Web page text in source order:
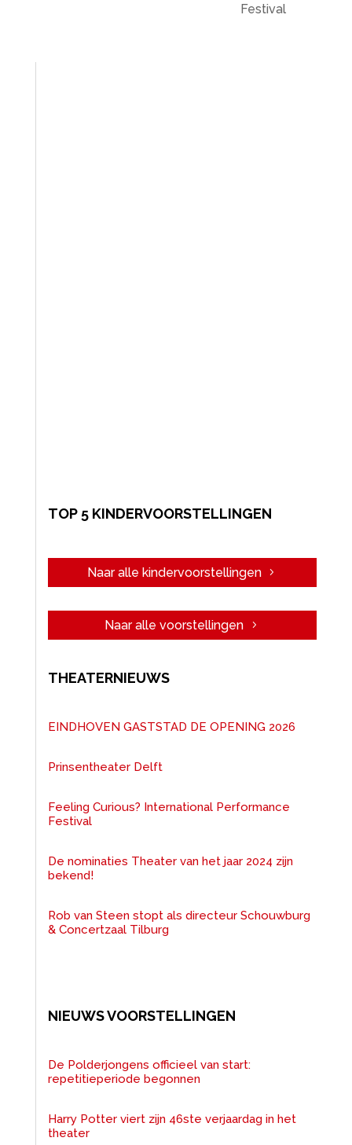
Festival
TOP 5 KINDERVOORSTELLINGEN
Naar alle kindervoorstellingen
Naar alle voorstellingen
THEATERNIEUWS
EINDHOVEN GASTSTAD DE OPENING 2026
Prinsentheater Delft
Feeling Curious? International Performance
Festival
De nominaties Theater van het jaar 2024 zijn
bekend!
Rob van Steen stopt als directeur Schouwburg
& Concertzaal Tilburg
NIEUWS VOORSTELLINGEN
De Polderjongens officieel van start:
repetitieperiode begonnen
Harry Potter viert zijn 46ste verjaardag in het
theater